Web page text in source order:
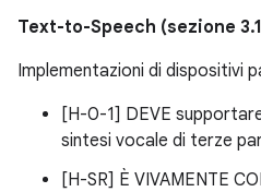
Text-to-Speech (sezione
Implementazioni di dispositivi
[H-0-1] DEVE
sintesi vocale di terze
[H-SR] È VIVAMENTE